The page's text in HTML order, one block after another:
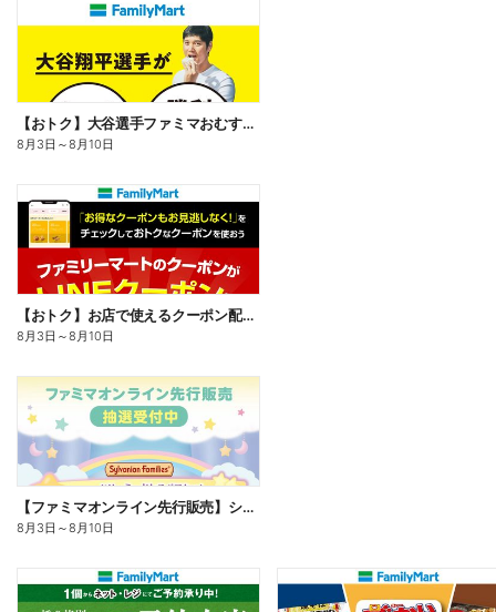
【おトク】大谷選手ファミマおむすび割
8月3日 ～8月10日
【おトク】お店で使えるクーポン配信中
8月3日 ～8月10日
【ファミマオンライン先行販売】シルバニアファミリー
8月3日 ～8月10日